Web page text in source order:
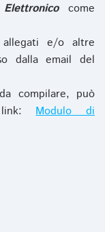
come
e/o altre
dalla email del
compilare, può
link:Modulo di